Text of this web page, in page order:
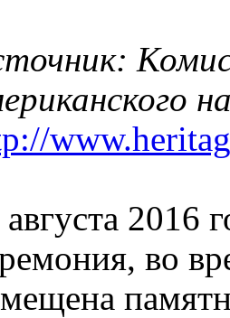
августа 2016
во